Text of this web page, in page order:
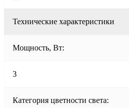
Технические характеристики
Мощность, Вт:
3
Категория цветности света: